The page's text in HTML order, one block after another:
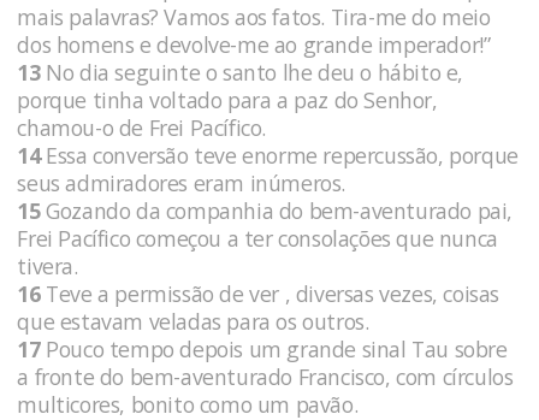
mais palavras? Vamos aos fatos. Tira-me do meio
dos homens e devolve-me ao grande imperador!”
13No dia seguinte o santo lhe deu o hábito e,
porque tinha voltado para a paz do Senhor,
chamou-o de Frei Pacífico.
14Essa conversão teve enorme repercussão, porque
seus admiradores eram inúmeros.
15Gozando da companhia do bem-aventurado pai,
Frei Pacífico começou a ter consolações que nunca
tivera.
16Teve a permissão de ver , diversas vezes, coisas
que estavam veladas para os outros.
17Pouco tempo depois um grande sinal Tau sobre
a fronte do bem-aventurado Francisco, com círculos
multicores, bonito como um pavão.